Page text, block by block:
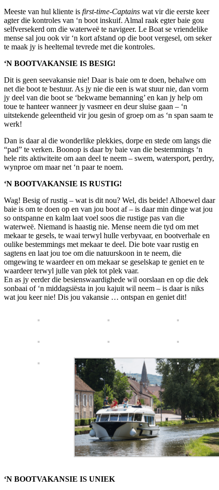
Meeste van hul kliente is first-time-Captains wat vir die eerste keer
agter die kontroles van ‘n boot inskuif. Almal raak egter baie gou
selfversekerd om die waterweë te navigeer. Le Boat se vriendelike
mense sal jou ook vir ‘n kort afstand op die boot vergesel, om seker
te maak jy is heeltemal tevrede met die kontroles.
‘N BOOTVAKANSIE IS BESIG!
Dit is geen seevakansie nie! Daar is baie om te doen, behalwe om
net die boot te bestuur. As jy nie die een is wat stuur nie, dan vorm
jy deel van die boot se ‘bekwame bemanning’ en kan jy help om
toue te hanteer wanneer jy vasmeer en deur sluise gaan – ‘n
uitstekende geleentheid vir jou gesin of groep om as ‘n span saam te
werk!
Dan is daar al die wonderlike plekkies, dorpe en stede om langs die
“pad” te verken. Boonop is daar by baie van die bestemmings ‘n
hele rits aktiwiteite om aan deel te neem – swem, watersport, perdry,
wynproe om maar net ‘n paar te noem.
‘N BOOTVAKANSIE IS RUSTIG!
Wag! Besig of rustig – wat is dit nou? Wel, dis beide! Alhoewel daar
baie is om te doen op en van jou boot af – is daar min dinge wat jou
so ontspanne en kalm laat voel soos die rustige pas van die
waterweë. Niemand is haastig nie. Mense neem die tyd om met
mekaar te gesels, te waai terwyl hulle verbyvaar, en bootverhale en
oulike bestemmings met mekaar te deel. Die bote vaar rustig en
sagtens en laat jou toe om die natuurskoon in te neem, die
omgewing te waardeer en om mekaar se geselskap te geniet en te
waardeer terwyl julle van plek tot plek vaar.
En as jy eerder die besienswaardighede wil oorslaan en op die dek
sonbaai of ‘n middagsiësta in jou kajuit wil neem – is daar is niks
wat jou keer nie! Dis jou vakansie … ontspan en geniet dit!
‘N BOOTVAKANSIE IS UNIEK